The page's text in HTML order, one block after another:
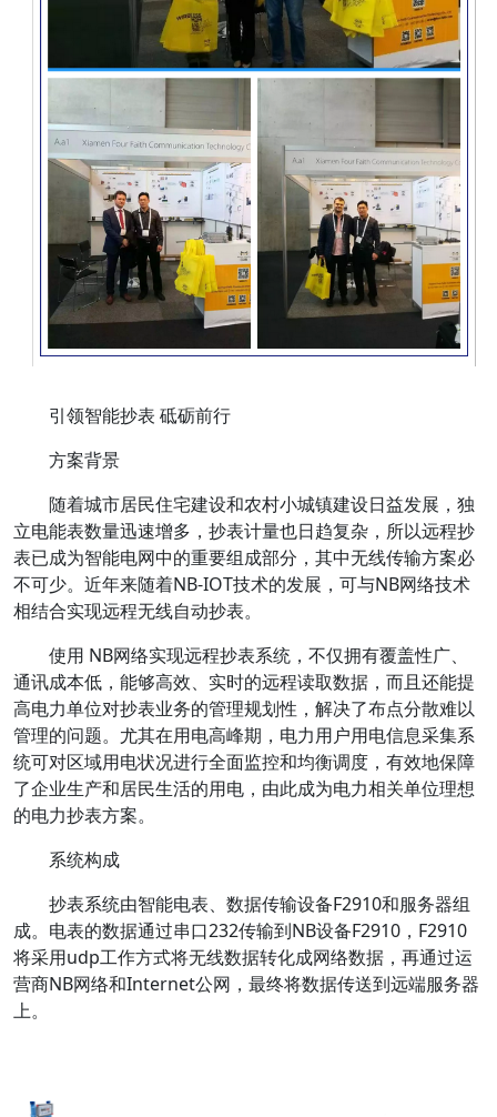
引领智能抄表 砥砺前行
方案背景
随着城市居民住宅建设和农村小城镇建设日益发展，独
立电能表数量迅速增多，抄表计量也日趋复杂，所以远程抄
表已成为智能电网中的重要组成部分，其中无线传输方案必
不可少。近年来随着NB-IOT技术的发展，可与NB网络技术
相结合实现远程无线自动抄表。
使用 NB网络实现远程抄表系统，不仅拥有覆盖性广、
通讯成本低，能够高效、实时的远程读取数据，而且还能提
高电力单位对抄表业务的管理规划性，解决了布点分散难以
管理的问题。尤其在用电高峰期，电力用户用电信息采集系
统可对区域用电状况进行全面监控和均衡调度，有效地保障
了企业生产和居民生活的用电，由此成为电力相关单位理想
的电力抄表方案。
系统构成
抄表系统由智能电表、数据传输设备F2910和服务器组
成。电表的数据通过串口232传输到NB设备F2910，F2910
将采用udp工作方式将无线数据转化成网络数据，再通过运
营商NB网络和Internet公网，最终将数据传送到远端服务器
上。